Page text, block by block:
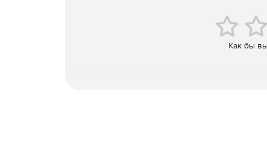
Созданный с нуля для поддержки каждой
пользовательского интерфейса при
технологий, включая jQuery, Angular, React и
Как бы